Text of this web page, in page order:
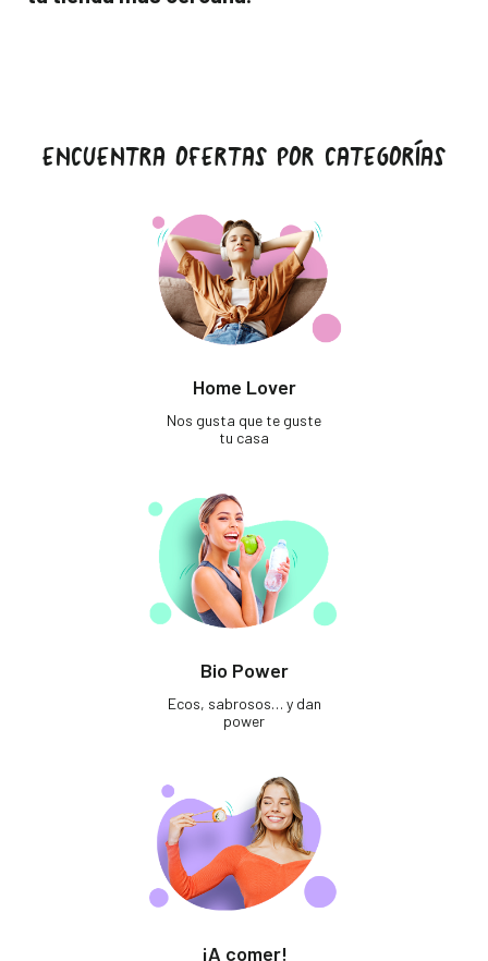
ENCUENTRA OFERTAS POR CATEGORÍAS
Home Lover
Nos gusta que te guste
tu casa
Bio Power
Ecos, sabrosos… y dan
power
¡A comer!